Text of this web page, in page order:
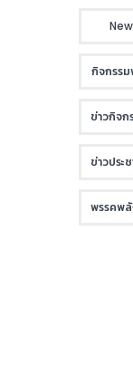
กิจกรรม
ข่าวกิจก
ข่าวประ
พรรคพลั